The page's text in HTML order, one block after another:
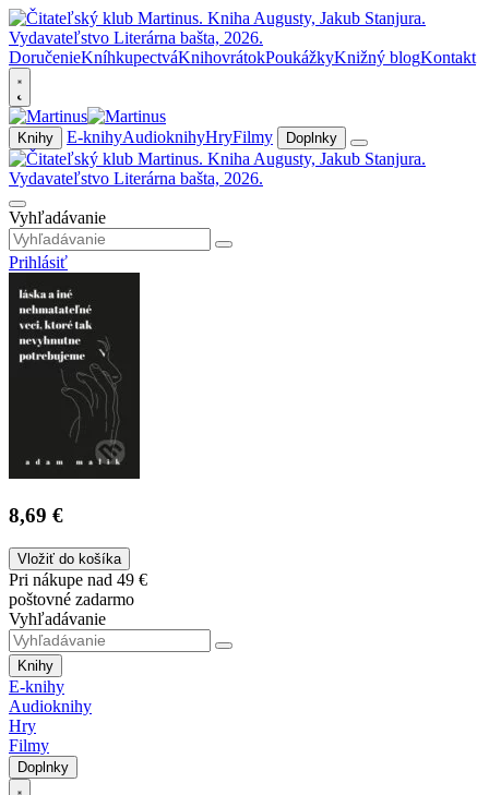
DoručenieKníhkupectváKnihovrátokPoukážkyKnižný blogKontakt
Knihy E-knihyAudioknihyHryFilmy Doplnky
Vyhľadávanie
Prihlásiť
8,69 €
Vložiť do košíka
Pri nákupe nad 49 €
poštovné zadarmo
Vyhľadávanie
Knihy
E-knihy
Audioknihy
Hry
Filmy
Doplnky